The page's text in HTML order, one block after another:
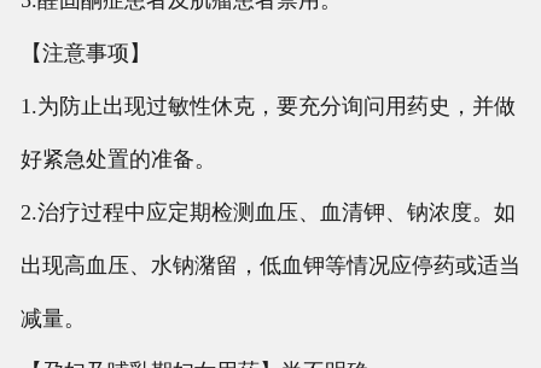
【注意事项】
1.为防止出现过敏性休克，要充分询问用药史，并做
好紧急处置的准备。
2.治疗过程中应定期检测血压、血清钾、钠浓度。如
出现高血压、水钠潴留，低血钾等情况应停药或适当
减量。